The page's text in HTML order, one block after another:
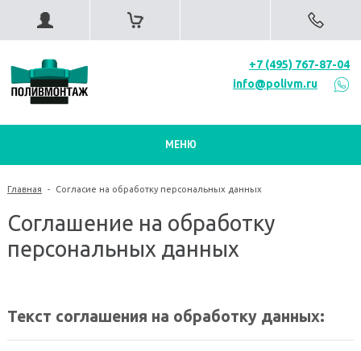
+7 (495) 767-87-04
info@polivm.ru
МЕНЮ
Главная - Согласие на обработку персональных данных
Соглашение на обработку
персональных данных
Текст соглашения на обработку данных: